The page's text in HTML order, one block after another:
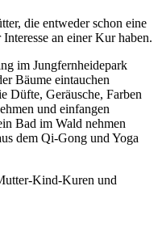
die entweder schon eine
an einer Kur haben.
im Jungfernheidepark
Bäume eintauchen
Düfte, Geräusche, Farben
und einfangen
Bad im Wald nehmen
dem Qi-Gong und Yoga
Kind-Kuren und